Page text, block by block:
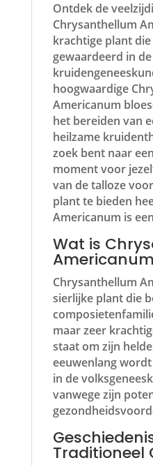
Ontdek de
Chrysanthellum
krachtige plant
gewaardeerd in de
hoogwaardige
Americanum
het bereiden van
heilzame
zoek bent naar
moment voor
van de talloze
plant te bieden
Americanum is
Wat is
Chrysanthellum
sierlijke plant die
maar zeer
staat om zijn
eeuwenlang
in de
vanwege zijn
Traditioneel